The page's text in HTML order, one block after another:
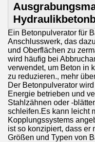
Ein Betonpulverator für
Anschlusswerk, das
und Oberflächen zu
wird häufig bei
verwendet, um Beton in
zu reduzieren., mehr
Der Betonpulverator
Energie betrieben und
Stahlzähnen oder -
schleifen.Es kann leicht
Kopplungssystems
ist so konzipiert, dass er
Größen und Typen von